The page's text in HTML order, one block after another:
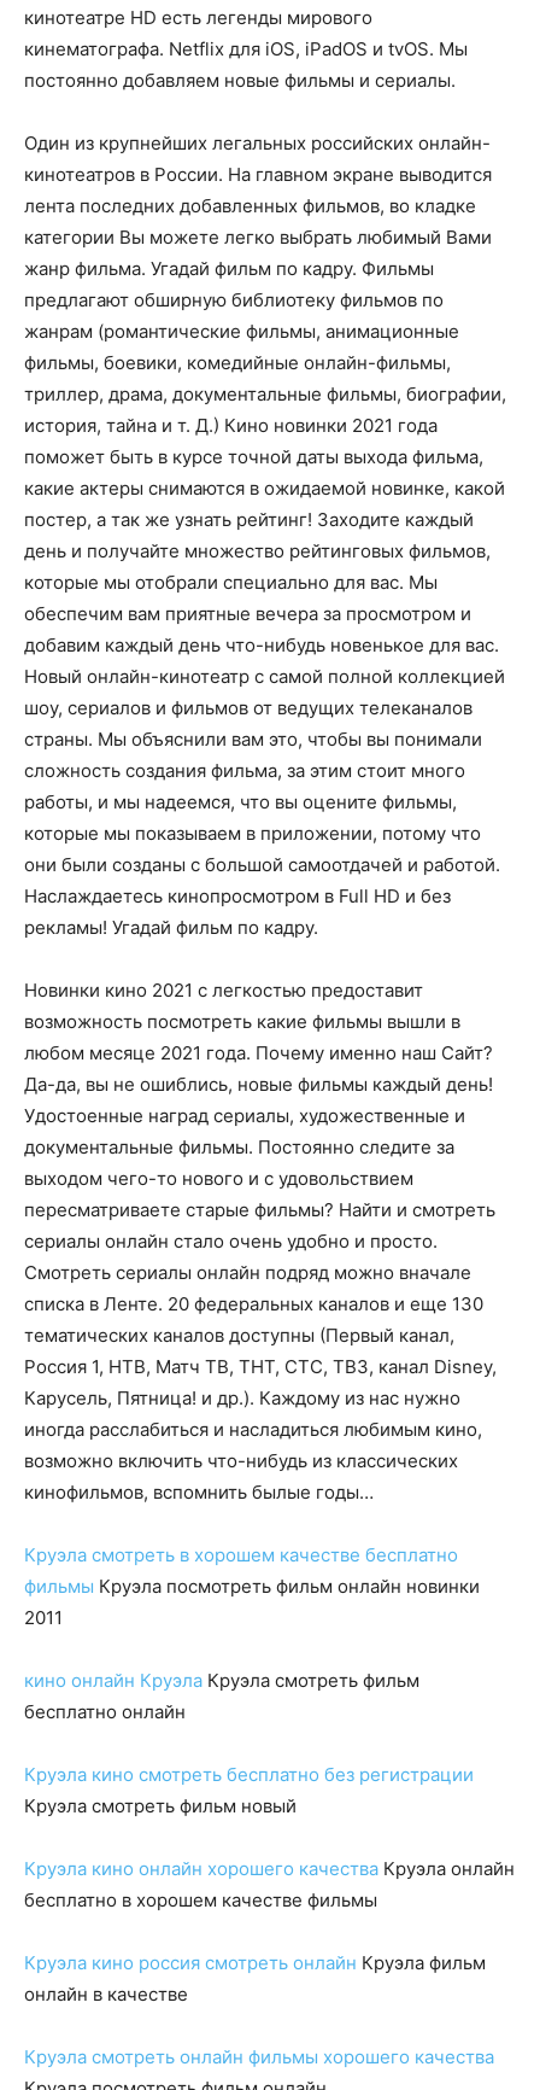
кинотеатре HD есть легенды мирового
кинематографа. Netflix для iOS, iPadOS и tvOS. Мы
постоянно добавляем новые фильмы и сериалы.
Один из крупнейших легальных российских онлайн-
кинотеатров в России. На главном экране выводится
лента последних добавленных фильмов, во кладке
категории Вы можете легко выбрать любимый Вами
жанр фильма. Угадай фильм по кадру. Фильмы
предлагают обширную библиотеку фильмов по
жанрам (романтические фильмы, анимационные
фильмы, боевики, комедийные онлайн-фильмы,
триллер, драма, документальные фильмы, биографии,
история, тайна и т. Д.) Кино новинки 2021 года
поможет быть в курсе точной даты выхода фильма,
какие актеры снимаются в ожидаемой новинке, какой
постер, а так же узнать рейтинг! Заходите каждый
день и получайте множество рейтинговых фильмов,
которые мы отобрали специально для вас. Мы
обеспечим вам приятные вечера за просмотром и
добавим каждый день что-нибудь новенькое для вас.
Новый онлайн-кинотеатр с самой полной коллекцией
шоу, сериалов и фильмов от ведущих телеканалов
страны. Мы объяснили вам это, чтобы вы понимали
сложность создания фильма, за этим стоит много
работы, и мы надеемся, что вы оцените фильмы,
которые мы показываем в приложении, потому что
они были созданы с большой самоотдачей и работой.
Наслаждаетесь кинопросмотром в Full HD и без
рекламы! Угадай фильм по кадру.
Новинки кино 2021 с легкостью предоставит
возможность посмотреть какие фильмы вышли в
любом месяце 2021 года. Почему именно наш Сайт?
Да-да, вы не ошиблись, новые фильмы каждый день!
Удостоенные наград сериалы, художественные и
документальные фильмы. Постоянно следите за
выходом чего-то нового и с удовольствием
пересматриваете старые фильмы? Найти и смотреть
сериалы онлайн стало очень удобно и просто.
Смотреть сериалы онлайн подряд можно вначале
списка в Ленте. 20 федеральных каналов и еще 130
тематических каналов доступны (Первый канал,
Россия 1, НТВ, Матч ТВ, ТНТ, СТС, ТВ3, канал Disney,
Карусель, Пятница! и др.). Каждому из нас нужно
иногда расслабиться и насладиться любимым кино,
возможно включить что-нибудь из классических
кинофильмов, вспомнить былые годы…
Круэла смотреть в хорошем качестве бесплатно
фильмы Круэла посмотреть фильм онлайн новинки
2011
кино онлайн Круэла Круэла смотреть фильм
бесплатно онлайн
Круэла кино смотреть бесплатно без регистрации
Круэла смотреть фильм новый
Круэла кино онлайн хорошего качества Круэла онлайн
бесплатно в хорошем качестве фильмы
Круэла кино россия смотреть онлайн Круэла фильм
онлайн в качестве
Круэла смотреть онлайн фильмы хорошего качества